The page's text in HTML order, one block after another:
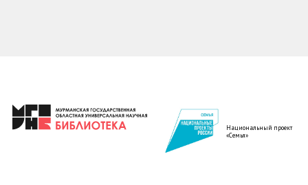
Национальный проект
«Семья»